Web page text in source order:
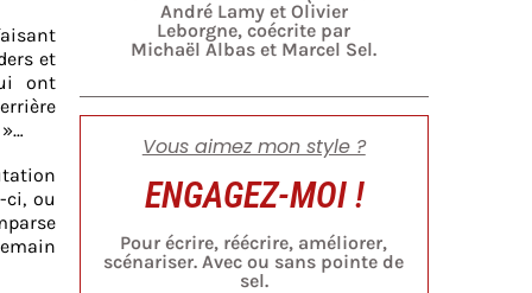
et
ont
ci, ou
André Lamy et Olivier
Leborgne, coécrite par
Michaël Albas et Marcel Sel.
Vous aimez mon style ?
ENGAGEZ-MOI !
Pour écrire, réécrire, améliorer,
scénariser. Avec ou sans pointe de
sel.